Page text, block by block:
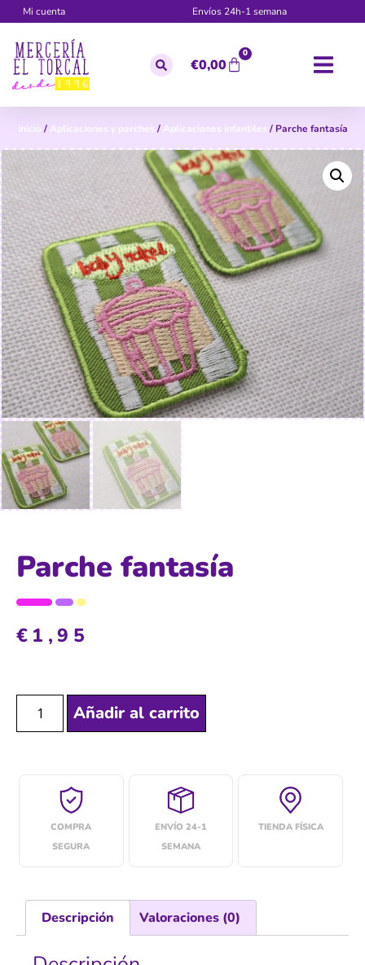
Mi cuenta Envíos 24h-1 semana
€0,00
0
Inicio / Aplicaciones y parches / Aplicaciones infantiles / Parche fantasía
Parche fantasía
€ 1,95
Añadir al carrito
COMPRA
SEGURA
ENVÍO 24-1
SEMANA
TIENDA FÍSICA
Descripción Valoraciones (0)